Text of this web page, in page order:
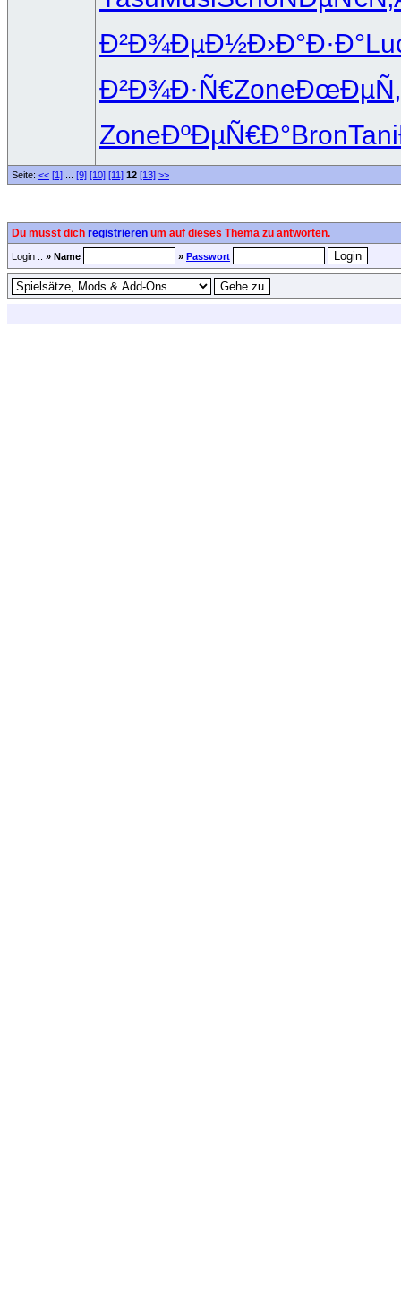
Ð²Ð¾ÐµÐ½Ð›Ð°Ð·Ð°
Ð²Ð¾Ð·Ñ€Zone
ZoneÐºÐµÑ€Ð°BronTani
Seite: << [1] [9] [10] [11] 12 [13] >>
Du musst dich registrieren um auf dieses Thema zu antworten.
Login :: » Name » Passwort